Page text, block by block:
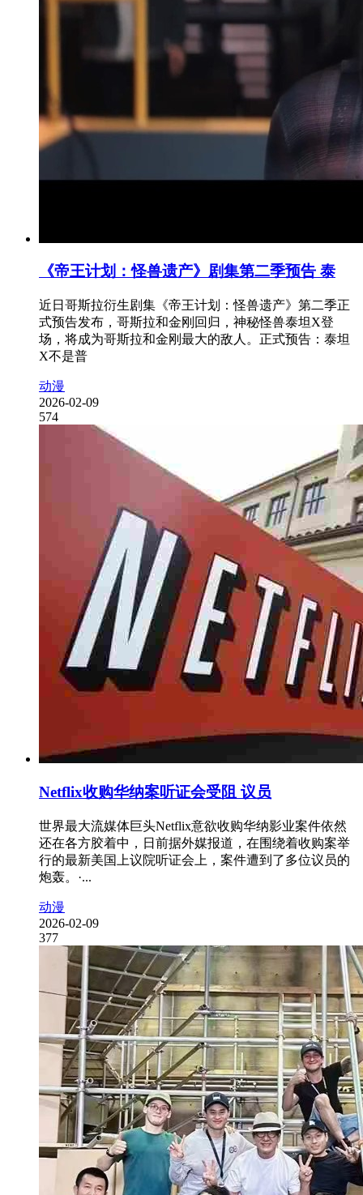
《帝王计划：怪兽遗产》剧集第二季预告 泰
近日哥斯拉衍生剧集《帝王计划：怪兽遗产》第二季正
式预告发布，哥斯拉和金刚回归，神秘怪兽泰坦X登
场，将成为哥斯拉和金刚最大的敌人。正式预告：泰坦
X不是普
动漫
2026-02-09
574
Netflix收购华纳案听证会受阻 议员
世界最大流媒体巨头Netflix意欲收购华纳影业案件依然
还在各方胶着中，日前据外媒报道，在围绕着收购案举
行的最新美国上议院听证会上，案件遭到了多位议员的
炮轰。·...
动漫
2026-02-09
377